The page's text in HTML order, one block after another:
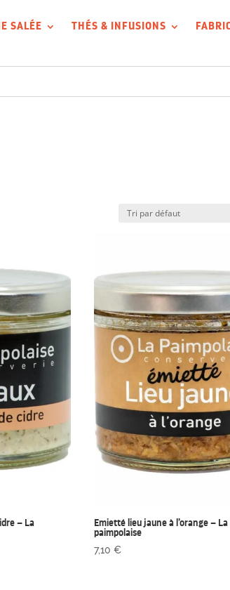
SALÉE THÉS & INFUSIONS
– La Emietté lieu jaune à l’orange – La
paimpolaise
7,10€